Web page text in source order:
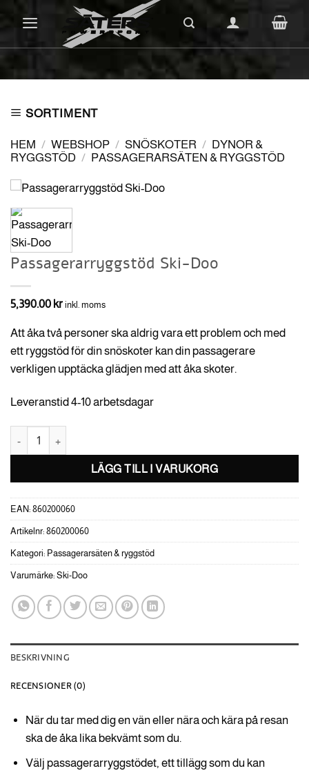
SORTIMENT
HEM / WEBSHOP / SNÖSKOTER / DYNOR &
RYGGSTÖD / PASSAGERARSÄTEN & RYGGSTÖD
Passagerarryggstöd Ski-Doo
5,390.00 kr inkl. moms
Att åka två personer ska aldrig vara ett problem och med
ett ryggstöd för din snöskoter kan din passagerare
verkligen upptäcka glädjen med att åka skoter.
Leveranstid 4-10 arbetsdagar
Passagerarryggstöd Ski-Doo mängd
LÄGG TILL I VARUKORG
EAN: 860200060
Artikelnr: 860200060
Kategori: Passagerarsäten & ryggstöd
Varumärke: Ski-Doo
BESKRIVNING
RECENSIONER (0)
När du tar med dig en vän eller nära och kära på resan
ska de åka lika bekvämt som du.
Välj passagerarryggstödet, ett tillägg som du kan